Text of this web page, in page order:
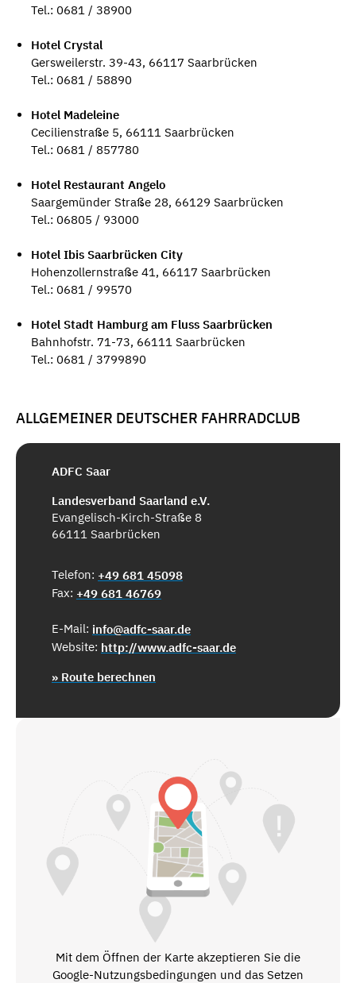
Tel.: 0681 / 38900
Hotel Crystal
Gersweilerstr. 39-43, 66117 Saarbrücken
Tel.: 0681 / 58890
Hotel Madeleine
Cecilienstraße 5, 66111 Saarbrücken
Tel.: 0681 / 857780
Hotel Restaurant Angelo
Saargemünder Straße 28, 66129 Saarbrücken
Tel.: 06805 / 93000
Hotel Ibis Saarbrücken City
Hohenzollernstraße 41, 66117 Saarbrücken
Tel.: 0681 / 99570
Hotel Stadt Hamburg am Fluss Saarbrücken
Bahnhofstr. 71-73, 66111 Saarbrücken
Tel.: 0681 / 3799890
ALLGEMEINER DEUTSCHER FAHRRADCLUB
ADFC Saar
Landesverband Saarland e.V.
Evangelisch-Kirch-Straße 8
66111 Saarbrücken
Telefon: +49 681 45098
Fax: +49 681 46769
E-Mail: info@adfc-saar.de
Website: http://www.adfc-saar.de
» Route berechnen
Mit dem Öffnen der Karte akzeptieren Sie die
Google-Nutzungsbedingungen und das Setzen